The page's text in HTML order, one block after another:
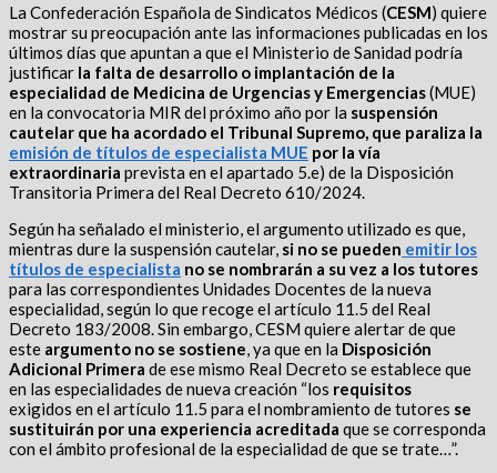
La Confederación Española de Sindicatos Médicos (CESM) quiere
mostrar su preocupación ante las informaciones publicadas en los
últimos días que apuntan a que el Ministerio de Sanidad podría
justificar la falta de desarrollo o implantación de la
especialidad de Medicina de Urgencias y Emergencias(MUE)
en la convocatoria MIR del próximo año por la suspensión
cautelar que ha acordado el Tribunal Supremo, que paraliza la
emisión de títulos de especialista MUE por la vía
extraordinaria prevista en el apartado 5.e) de la Disposición
Transitoria Primera del Real Decreto 610/2024.
Según ha señalado el ministerio, el argumento utilizado es que,
mientras dure la suspensión cautelar, si no se pueden emitir los
títulos de especialista no se nombrarán a su vez a los tutores
para las correspondientes Unidades Docentes de la nueva
especialidad, según lo que recoge el artículo 11.5 del Real
Decreto 183/2008. Sin embargo, CESM quiere alertar de que
este argumento no se sostiene, ya que en la Disposición
Adicional Primera de ese mismo Real Decreto se establece que
en las especialidades de nueva creación “los requisitos
exigidos en el artículo 11.5 para el nombramiento de tutores se
sustituirán por una experiencia acreditada que se corresponda
con el ámbito profesional de la especialidad de que se trate…”.